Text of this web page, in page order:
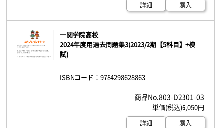
詳細
購入
一関学院高校
2024年度用過去問題集3(2023/2期【5科目】+模
試)
ISBNコード：9784298628863
803-D2301-03
6,050円
詳細
購入